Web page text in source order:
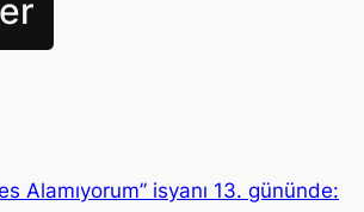
Alamıyorum” isyanı 13. gününde: